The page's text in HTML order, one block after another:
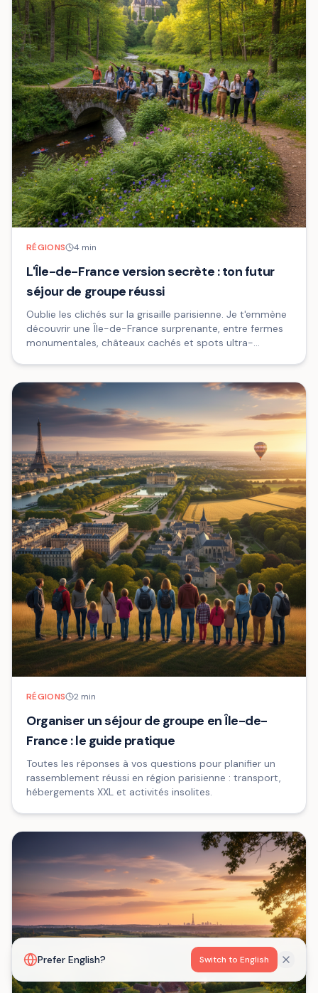
Prefer English? Switch to English
RÉGIONS 4 min
L'Île-de-France version secrète : ton futur
séjour de groupe réussi
Oublie les clichés sur la grisaille parisienne. Je t'emmène
découvrir une Île-de-France surprenante, entre fermes
monumentales, châteaux cachés et spots ultra-
RÉGIONS 2 min
Organiser un séjour de groupe en Île-de-
France : le guide pratique
Toutes les réponses à vos questions pour planifier un
rassemblement réussi en région parisienne : transport,
hébergements XXL et activités insolites.